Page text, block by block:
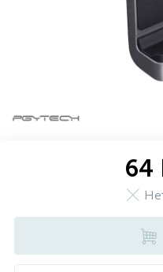
64